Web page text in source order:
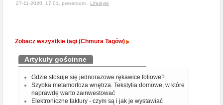
27-11-2020, 17:01, pressroom , Lifestyle
Zobacz wszystkie tagi (Chmura Tagów)
Artykuły gościnne
Gdzie stosuje się jednorazowe rękawice foliowe?
Szybka metamorfoza wnętrza. Tekstylia domowe, w które
naprawdę warto zainwestować
Elektroniczne faktury - czym są i jak je wystawiać